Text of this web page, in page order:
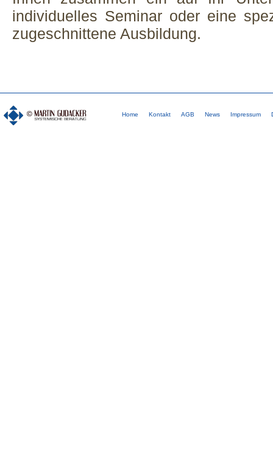
individuelles Seminar oder eine
zugeschnittene Ausbildung.
Home Kontakt AGB News Impressum